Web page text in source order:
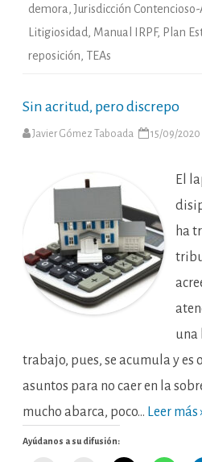
demora ,Jurisdicción
Litigiosidad , Manual IRPF, Plan
reposición, TEAs
Sin acritud, pero discrepo
Javier Gómez Taboada 15/09/2020
El
ha
una
trabajo, pues, se acumula y es
asuntos para no caer en la
mucho abarca, poco… Leer más
Ayúdanos a su difusión: